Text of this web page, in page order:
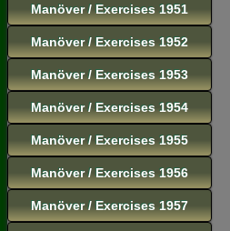
Manöver / Exercises 1951
Manöver / Exercises 1952
Manöver / Exercises 1953
Manöver / Exercises 1954
Manöver / Exercises 1955
Manöver / Exercises 1956
Manöver / Exercises 1957